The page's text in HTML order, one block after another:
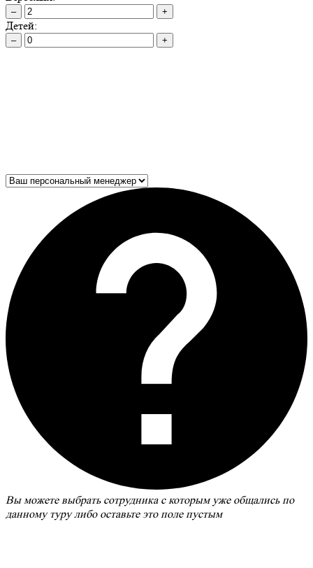
– +
Детей:
– +
Вы можете выбрать сотрудника с которым уже общались по
данному туру либо оставьте это поле пустым